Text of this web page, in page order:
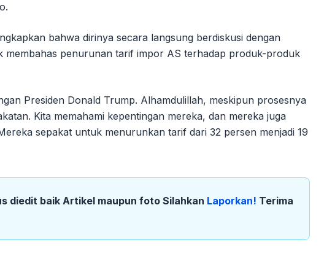
bahwa dirinya secara langsung berdiskusi dengan
membahas penurunan tarif impor AS terhadap produk-produk
Presiden Donald Trump. Alhamdulillah, meskipun prosesnya
Kita memahami kepentingan mereka, dan mereka juga
sepakat untuk menurunkan tarif dari 32 persen menjadi 19
diedit baik Artikel maupun foto Silahkan Laporkan! Terima